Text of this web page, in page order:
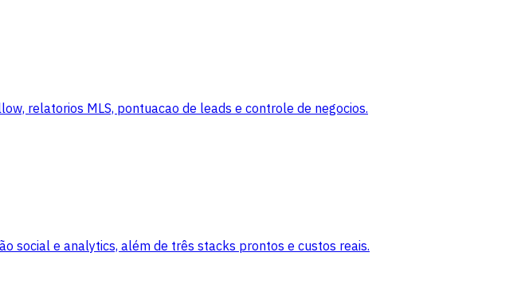
relatorios MLS, pontuacao de leads e controle de negocios.
social e analytics, além de três stacks prontos e custos reais.